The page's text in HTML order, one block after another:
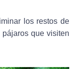
los restos de
que visiten